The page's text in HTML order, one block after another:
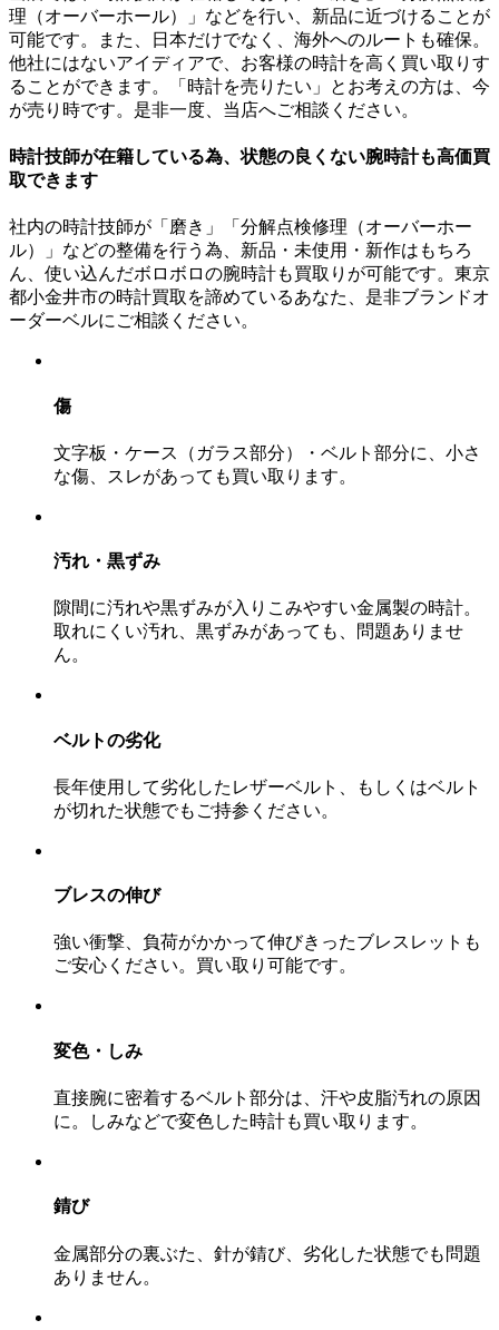
理（オーバーホール）」などを行い、新品に近づけることが
可能です。また、日本だけでなく、海外へのルートも確保。
他社にはないアイディアで、お客様の時計を高く買い取りす
ることができます。「時計を売りたい」とお考えの方は、今
が売り時です。是非一度、当店へご相談ください。
時計技師が在籍している為、状態の良くない腕時計も高価買
取できます
社内の時計技師が「磨き」「分解点検修理（オーバーホー
ル）」などの整備を行う為、新品・未使用・新作はもちろ
ん、使い込んだボロボロの腕時計も買取りが可能です。東京
都小金井市の時計買取を諦めているあなた、是非ブランドオ
ーダーベルにご相談ください。
傷
文字板・ケース（ガラス部分）・ベルト部分に、小さ
な傷、スレがあっても買い取ります。
汚れ・黒ずみ
隙間に汚れや黒ずみが入りこみやすい金属製の時計。
取れにくい汚れ、黒ずみがあっても、問題ありませ
ん。
ベルトの劣化
長年使用して劣化したレザーベルト、もしくはベルト
が切れた状態でもご持参ください。
ブレスの伸び
強い衝撃、負荷がかかって伸びきったブレスレットも
ご安心ください。買い取り可能です。
変色・しみ
直接腕に密着するベルト部分は、汗や皮脂汚れの原因
に。しみなどで変色した時計も買い取ります。
錆び
金属部分の裏ぶた、針が錆び、劣化した状態でも問題
ありません。